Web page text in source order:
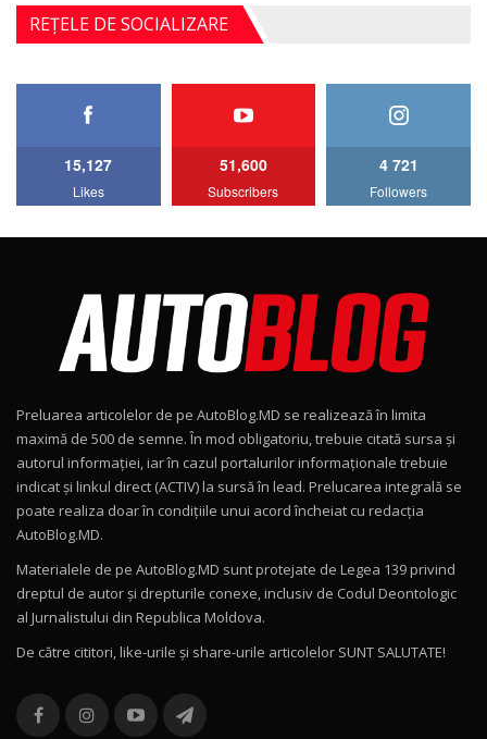
5
Noul Mercedes-Benz S-Class facelift (S 580
4MATIC V223) / Test Drive AutoBlog.MD
27:33
AutoBlog.MD
15:08
Noul Geely EX2 / Test Drive AutoBlog.MD
15:22
Mercedes-AMG E 53 HYBRID 4MATIC+ / Test
Drive AutoBlog.MD
16:27
11
Noul Volvo ES90 / Test Drive AutoBlog.MD
12
Noul MG HS / Test Drive AutoBlog.MD
16:48
13
combină aventura cu luxul / AutoBlog.MD
36:08
REȚELE DE SOCIALIZARE
15,127
Likes
51,600
Subscribers
4 721
Followers
Preluarea articolelor de pe AutoBlog.MD se realizează în limita
maximă de 500 de semne. În mod obligatoriu, trebuie citată sursa și
autorul informației, iar în cazul portalurilor informaționale trebuie
indicat și linkul direct (ACTIV) la sursă în lead. Prelucarea integrală se
poate realiza doar în condițiile unui acord încheiat cu redacţia
AutoBlog.MD.
Materialele de pe AutoBlog.MD sunt protejate de Legea 139 privind
dreptul de autor și drepturile conexe, inclusiv de Codul Deontologic
al Jurnalistului din Republica Moldova.
De către cititori, like-urile şi share-urile articolelor SUNT SALUTATE!